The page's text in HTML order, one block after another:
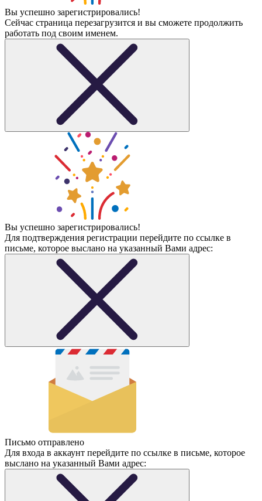
Вы успешно зарегистрировались!
Сейчас страница перезагрузится и вы сможете продолжить
работать под своим именем.
Вы успешно зарегистрировались!
Для подтверждения регистрации перейдите по ссылке в
письме, которое выслано на указанный Вами адрес:
Письмо отправлено
Для входа в аккаунт перейдите по ссылке в письме, которое
выслано на указанный Вами адрес: